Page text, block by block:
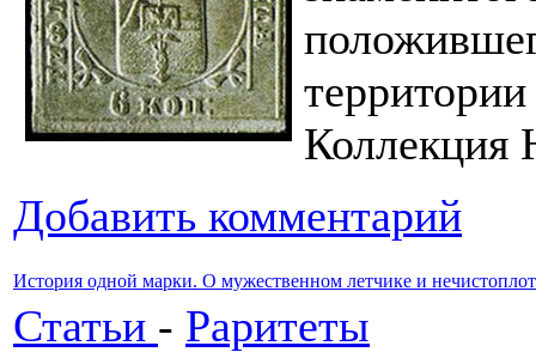
Коллекция
Добавить комментарий
История одной марки. О мужественном летчике и
Статьи - Раритеты